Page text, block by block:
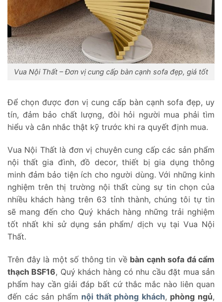
Vua Nội Thất – Đơn vị cung cấp bàn cạnh sofa đẹp, giá tốt
Để chọn được đơn vị cung cấp bàn cạnh sofa đẹp, uy
tín, đảm bảo chất lượng, đòi hỏi người mua phải tìm
hiểu và cân nhắc thật kỹ trước khi ra quyết định mua.
Vua Nội Thất là đơn vị chuyên cung cấp các sản phẩm
nội thất gia đình, đồ decor, thiết bị gia dụng thông
minh đảm bảo tiện ích cho người dùng. Với những kinh
nghiệm trên thị trường nội thất cùng sự tin chọn của
nhiều khách hàng trên 63 tỉnh thành, chúng tôi tự tin
sẽ mang đến cho Quý khách hàng những trải nghiệm
tốt nhất khi sử dụng sản phẩm/ dịch vụ tại Vua Nội
Thất.
Trên đây là một số thông tin về bàn cạnh sofa đá cẩm
thạch BSF16, Quý khách hàng có nhu cầu đặt mua sản
phẩm hay cần giải đáp bất cứ thắc mắc nào liên quan
đến các sản phẩm nội thất phòng khách, phòng ngủ,